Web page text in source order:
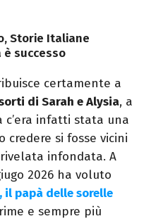
Storie Italiane
è successo
certamente a
di Sarah e Alysia, a
c’era infatti stata una
credere si fosse vicini
infondata. A
2026 ha voluto
il papà delle sorelle
e sempre più